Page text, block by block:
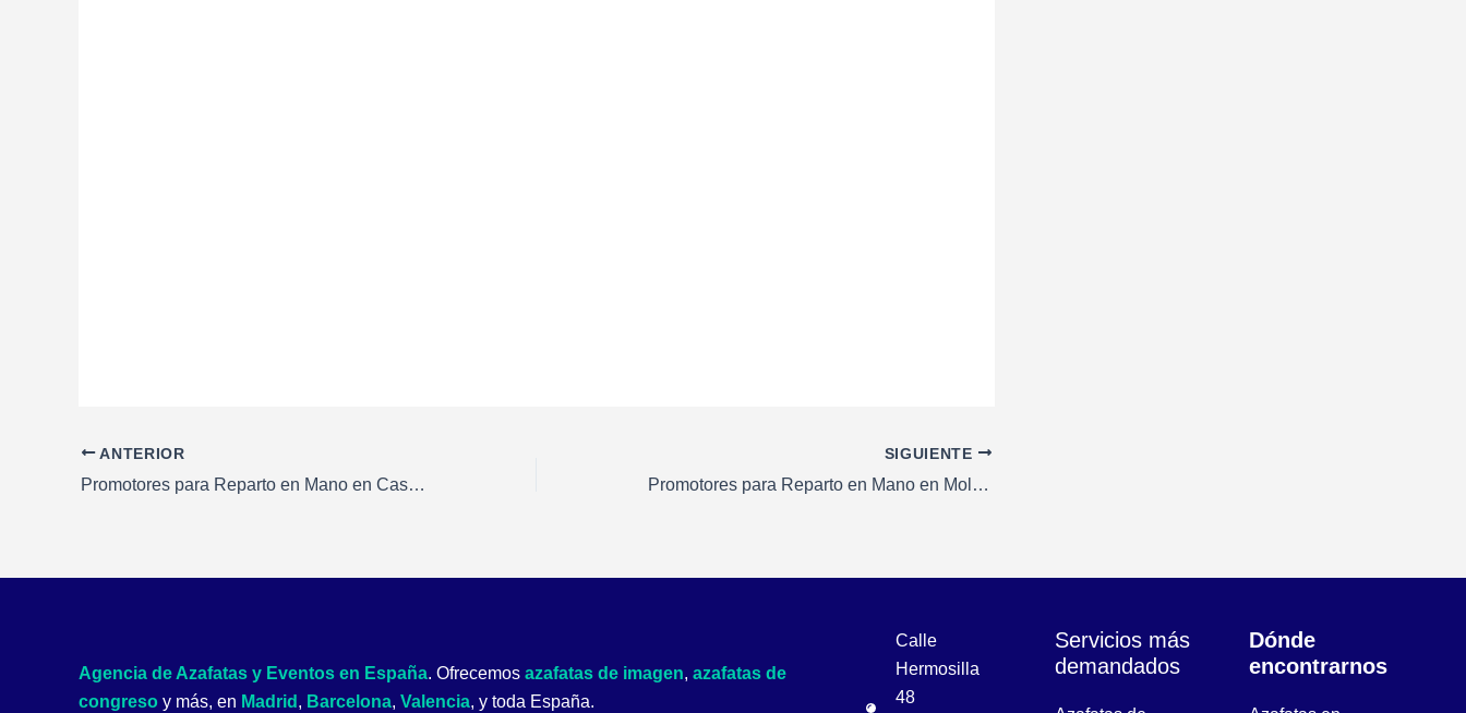
Navegación
de
ANTERIOR
Promotores para Reparto en Mano en Castellar del Vallés, Barcelona
SIGUIENTE
Promotores para Reparto en Mano en Molins de Rey, Barcelona
Agencia de Azafatas y Eventos en España. Ofrecemos azafatas de imagen, azafatas de
congreso y más, en Madrid , Barcelona, Valencia, y toda España.
Calle
Hermosilla
48
Servicios más
demandados
Dónde
encontrarnos